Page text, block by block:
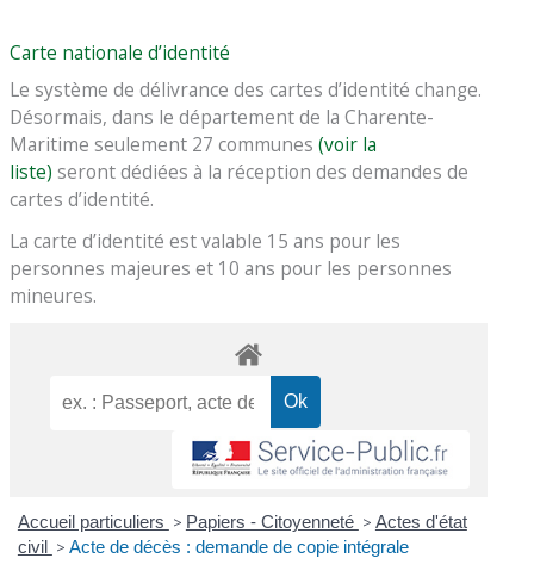
Carte nationale d’identité
Le système de délivrance des cartes d’identité change.
Désormais, dans le département de la Charente-
Maritime seulement 27 communes(voir la
liste) seront dédiées à la réception des demandes de
cartes d’identité.
La carte d’identité est valable 15 ans pour les
personnes majeures et 10 ans pour les personnes
mineures.
Accueil particuliers > Papiers - Citoyenneté > Actes d'état
civil
> Acte de décès : demande de copie intégrale